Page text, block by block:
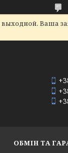
Ваша
ОБМІН ТА